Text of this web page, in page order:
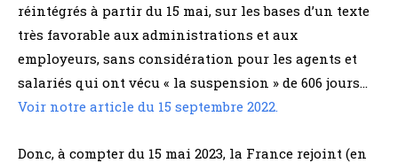
réintégrés à partir du 15 mai, sur les bases d’un texte
très favorable aux administrations et aux
employeurs, sans considération pour les agents et
salariés qui ont vécu « la suspension » de 606 jours…
Voir notre article du 15 septembre 2022.
Donc, à compter du 15 mai 2023, la France rejoint (en